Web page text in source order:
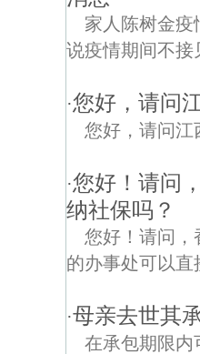
家人陈树金
说疫情期间不接
·您好，请问
您好，请问江
·您好！请问
纳社保吗？
您好！请问，
的办事处可以直
·母亲去世其
在承包期限内